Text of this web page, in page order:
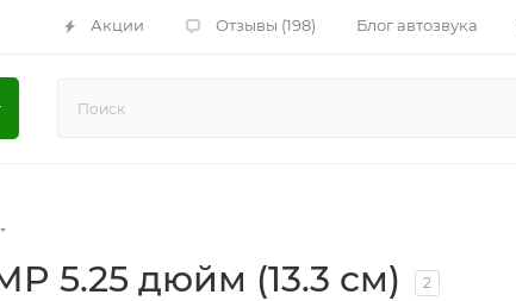
Акции Отзывы (198) Блог автозвука
5.25 дюйм (13.3 см) 2